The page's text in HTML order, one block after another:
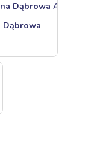
Dąbrowa A3
Dąbrowa